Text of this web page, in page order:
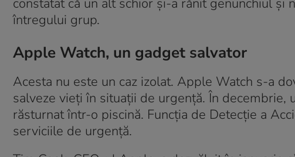
constatat că un alt schior și-a rănit genunchiul și
întregului grup.
Apple Watch, un gadget salvator
Acesta nu este un caz izolat. Apple Watch s-a
salveze vieți în situații de urgență. În decembrie,
răsturnat într-o piscină. Funcția de Detecție a
serviciile de urgență.